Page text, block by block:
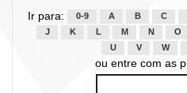
Ir para: 0-9 A B C
J
K L M N O
U
V W
ou entre com as